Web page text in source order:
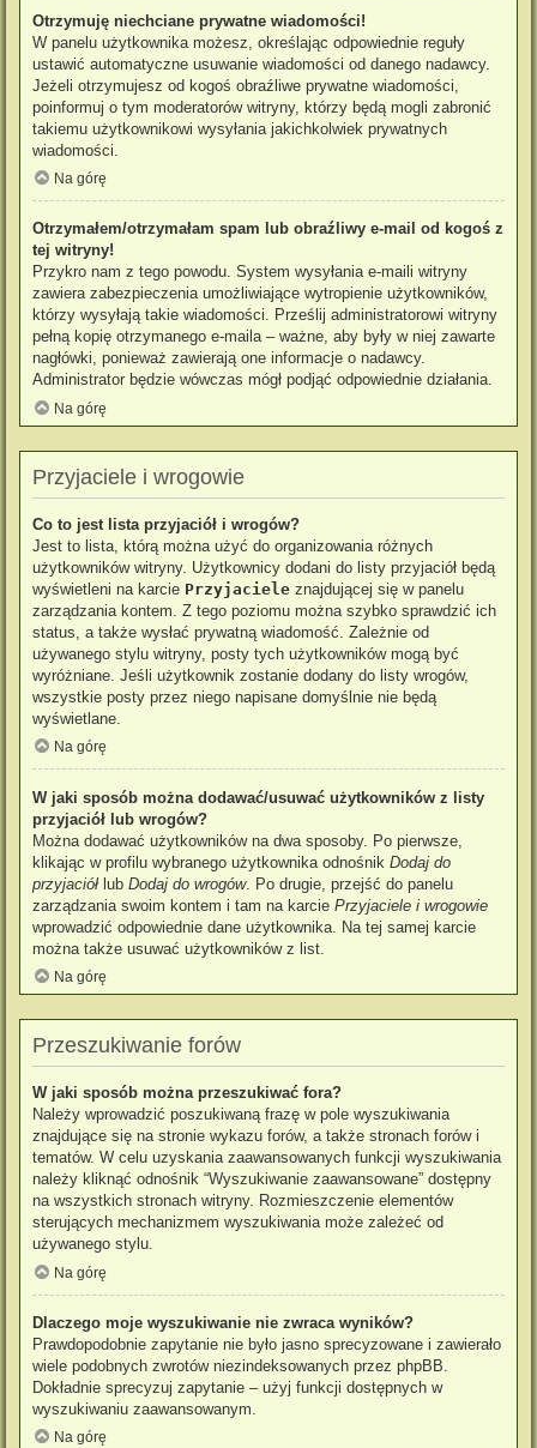
Otrzymuję niechciane prywatne wiadomości!
W panelu użytkownika możesz, określając odpowiednie reguły
ustawić automatyczne usuwanie wiadomości od danego nadawcy.
Jeżeli otrzymujesz od kogoś obraźliwe prywatne wiadomości,
poinformuj o tym moderatorów witryny, którzy będą mogli zabronić
takiemu użytkownikowi wysyłania jakichkolwiek prywatnych
wiadomości.
Na górę
Otrzymałem/otrzymałam spam lub obraźliwy e-mail od kogoś z
tej witryny!
Przykro nam z tego powodu. System wysyłania e-maili witryny
zawiera zabezpieczenia umożliwiające wytropienie użytkowników,
którzy wysyłają takie wiadomości. Prześlij administratorowi witryny
pełną kopię otrzymanego e-maila – ważne, aby były w niej zawarte
nagłówki, ponieważ zawierają one informacje o nadawcy.
Administrator będzie wówczas mógł podjąć odpowiednie działania.
Na górę
Przyjaciele i wrogowie
Co to jest lista przyjaciół i wrogów?
Jest to lista, którą można użyć do organizowania różnych
użytkowników witryny. Użytkownicy dodani do listy przyjaciół będą
wyświetleni na karcie Przyjaciele znajdującej się w panelu
zarządzania kontem. Z tego poziomu można szybko sprawdzić ich
status, a także wysłać prywatną wiadomość. Zależnie od
używanego stylu witryny, posty tych użytkowników mogą być
wyróżniane. Jeśli użytkownik zostanie dodany do listy wrogów,
wszystkie posty przez niego napisane domyślnie nie będą
wyświetlane.
Na górę
W jaki sposób można dodawać/usuwać użytkowników z listy
przyjaciół lub wrogów?
Można dodawać użytkowników na dwa sposoby. Po pierwsze,
klikając w profilu wybranego użytkownika odnośnik Dodaj do
przyjaciół lub Dodaj do wrogów. Po drugie, przejść do panelu
zarządzania swoim kontem i tam na karcie Przyjaciele i wrogowie
wprowadzić odpowiednie dane użytkownika. Na tej samej karcie
można także usuwać użytkowników z list.
Na górę
Przeszukiwanie forów
W jaki sposób można przeszukiwać fora?
Należy wprowadzić poszukiwaną frazę w pole wyszukiwania
znajdujące się na stronie wykazu forów, a także stronach forów i
tematów. W celu uzyskania zaawansowanych funkcji wyszukiwania
należy kliknąć odnośnik “Wyszukiwanie zaawansowane” dostępny
na wszystkich stronach witryny. Rozmieszczenie elementów
sterujących mechanizmem wyszukiwania może zależeć od
używanego stylu.
Na górę
Dlaczego moje wyszukiwanie nie zwraca wyników?
Prawdopodobnie zapytanie nie było jasno sprecyzowane i zawierało
wiele podobnych zwrotów niezindeksowanych przez phpBB.
Dokładnie sprecyzuj zapytanie – użyj funkcji dostępnych w
wyszukiwaniu zaawansowanym.
Na górę